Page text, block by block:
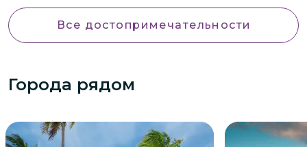
Все достопримечательности
Города рядом